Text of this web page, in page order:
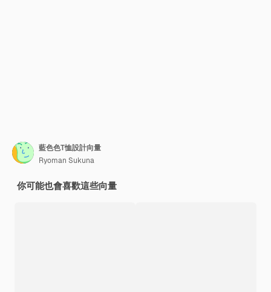
藍色色T恤設計向量
Ryoman Sukuna
你可能也會喜歡這些向量